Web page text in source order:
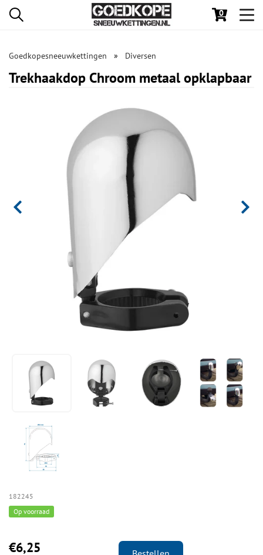
0
Goedkopesneeuwkettingen Diversen
Trekhaakdop Chroom metaal opklapbaar
182245
Op voorraad
€6,25